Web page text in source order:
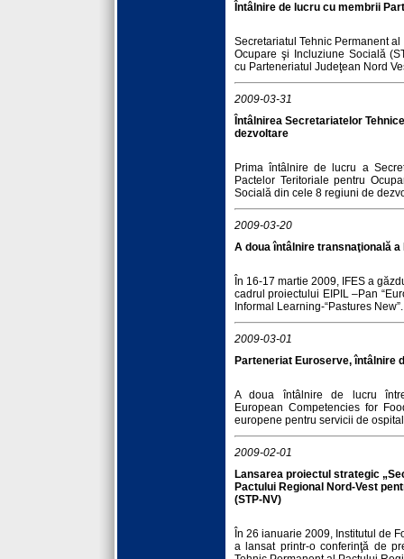
Întâlnire de lucru cu membrii
Secretariatul Tehnic Permanent
Ocupare şi Incluziune Socială
cu Parteneriatul Judeţean Nord
2009-03-31
Întâlnirea Secretariatelor
dezvoltare
Prima întâlnire de lucru a
Pactelor Teritoriale pentru
Socială din cele 8 regiuni de
2009-03-20
A doua întâlnire transnaţională a
În 16-17 martie 2009, IFES a
cadrul proiectului EIPIL –Pan
Informal Learning-“Pastures
2009-03-01
Parteneriat Euroserve, întâlnire
A doua întâlnire de lucru
European Competencies for
europene pentru servicii de
2009-02-01
Lansarea proiectul strategic
Pactului Regional Nord-Vest
(STP-NV)
În 26 ianuarie 2009, Institutul de
a lansat printr-o conferinţă de